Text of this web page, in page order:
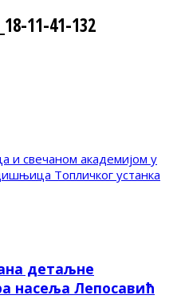
11-41-132
и свечаном академијом у
Топличког устанка
детаљне
насеља Лепосавић